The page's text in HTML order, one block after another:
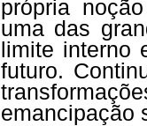
própria
uma das
limite interno
futuro.
emancipação